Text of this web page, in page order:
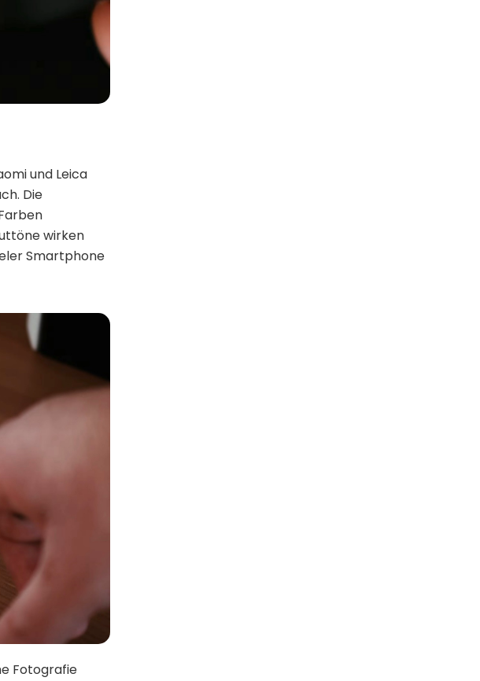
und Leica
Die
wirken
Smartphone
Fotografie